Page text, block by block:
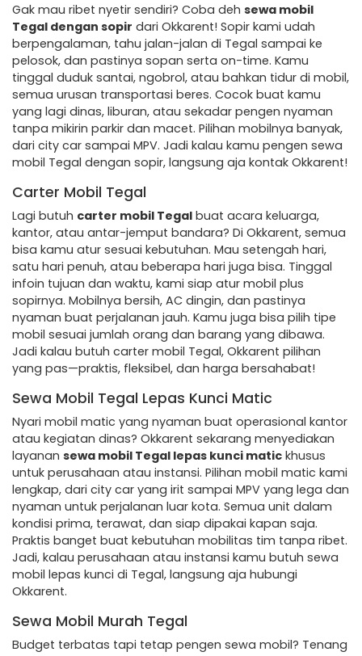
Gak mau ribet nyetir sendiri? Coba deh sewa mobil
Tegal dengan sopir dari Okkarent! Sopir kami udah
berpengalaman, tahu jalan-jalan di Tegal sampai ke
pelosok, dan pastinya sopan serta on-time. Kamu
tinggal duduk santai, ngobrol, atau bahkan tidur di mobil,
semua urusan transportasi beres. Cocok buat kamu
yang lagi dinas, liburan, atau sekadar pengen nyaman
tanpa mikirin parkir dan macet. Pilihan mobilnya banyak,
dari city car sampai MPV. Jadi kalau kamu pengen sewa
mobil Tegal dengan sopir, langsung aja kontak Okkarent!
Carter Mobil Tegal
Lagi butuh carter mobil Tegal buat acara keluarga,
kantor, atau antar-jemput bandara? Di Okkarent, semua
bisa kamu atur sesuai kebutuhan. Mau setengah hari,
satu hari penuh, atau beberapa hari juga bisa. Tinggal
infoin tujuan dan waktu, kami siap atur mobil plus
sopirnya. Mobilnya bersih, AC dingin, dan pastinya
nyaman buat perjalanan jauh. Kamu juga bisa pilih tipe
mobil sesuai jumlah orang dan barang yang dibawa.
Jadi kalau butuh carter mobil Tegal, Okkarent pilihan
yang pas—praktis, fleksibel, dan harga bersahabat!
Sewa Mobil Tegal Lepas Kunci Matic
Nyari mobil matic yang nyaman buat operasional kantor
atau kegiatan dinas? Okkarent sekarang menyediakan
layanan sewa mobil Tegal lepas kunci matic khusus
untuk perusahaan atau instansi. Pilihan mobil matic kami
lengkap, dari city car yang irit sampai MPV yang lega dan
nyaman untuk perjalanan luar kota. Semua unit dalam
kondisi prima, terawat, dan siap dipakai kapan saja.
Praktis banget buat kebutuhan mobilitas tim tanpa ribet.
Jadi, kalau perusahaan atau instansi kamu butuh sewa
mobil lepas kunci di Tegal, langsung aja hubungi
Okkarent.
Sewa Mobil Murah Tegal
Budget terbatas tapi tetap pengen sewa mobil? Tenang